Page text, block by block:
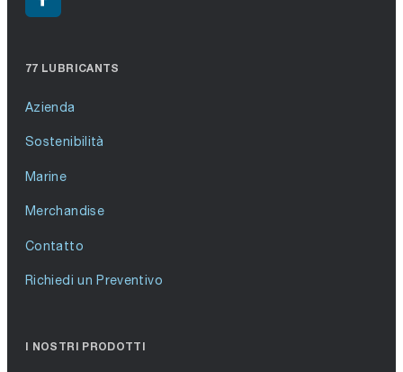
77 LUBRICANTS
Azienda
Sostenibilità
Marine
Merchandise
Contatto
Richiedi un Preventivo
I NOSTRI PRODOTTI